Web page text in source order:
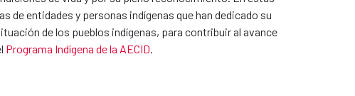
de entidades y personas indígenas que han dedicado su
de los pueblos indígenas, para contribuir al avance
Programa Indígena de la AECID